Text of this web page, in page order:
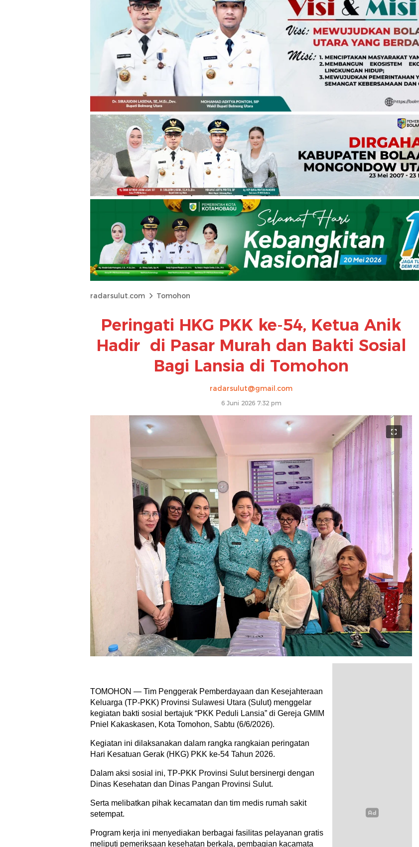
radarsulut.com Tomohon
Peringati HKG PKK ke-54, Ketua Anik
Hadir di Pasar Murah dan Bakti Sosial
Bagi Lansia di Tomohon
radarsulut@gmail.com
6 Juni 2026 7:32 pm
​TOMOHON — Tim Penggerak Pemberdayaan dan Kesejahteraan
Keluarga (TP-PKK) Provinsi Sulawesi Utara (Sulut) menggelar
kegiatan bakti sosial bertajuk “PKK Peduli Lansia” di Gereja GMIM
Pniel Kakaskasen, Kota Tomohon, Sabtu (6/6/2026).
Kegiatan ini dilaksanakan dalam rangka rangkaian peringatan
Hari Kesatuan Gerak (HKG) PKK ke-54 Tahun 2026.
​Dalam aksi sosial ini, TP-PKK Provinsi Sulut bersinergi dengan
Dinas Kesehatan dan Dinas Pangan Provinsi Sulut.
Serta melibatkan pihak kecamatan dan tim medis rumah sakit
setempat.
Program kerja ini menyediakan berbagai fasilitas pelayanan gratis
meliputi pemeriksaan kesehatan berkala, pembagian kacamata